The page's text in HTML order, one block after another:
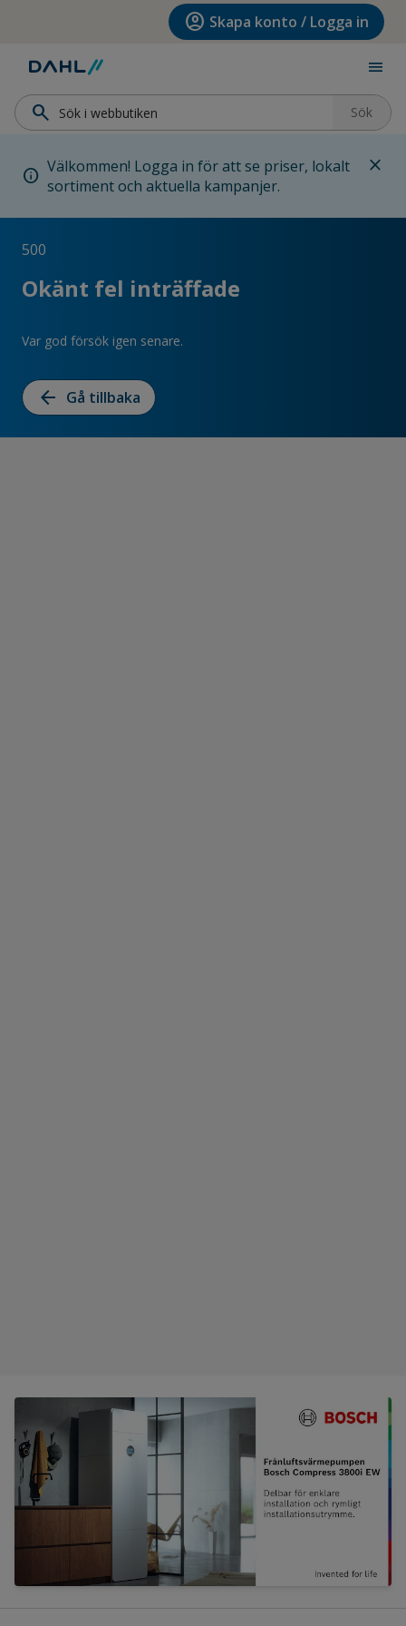
Hoppa till huvudinnehållet account_circle Skapa konto / Logga in
menu
search Sök
info Välkommen! Logga in för att se priser, lokalt
sortiment och aktuella kampanjer.
close
500
Okänt fel inträffade
Var god försök igen senare.
arrow_back Gå tillbaka